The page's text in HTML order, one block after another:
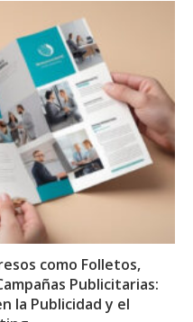
como Folletos,
Publicitarias:
la Publicidad y el